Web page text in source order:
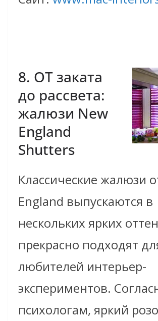
8. ОТ заката
до рассвета:
жалюзи New
England
Shutters
Классические жалюзи
England выпускаются в
нескольких ярких
прекрасно подходят
любителей интерьер-
экспериментов.
психологам, яркий